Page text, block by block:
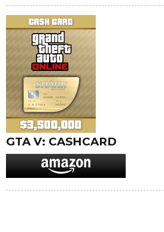
GTA V: CASHCARD